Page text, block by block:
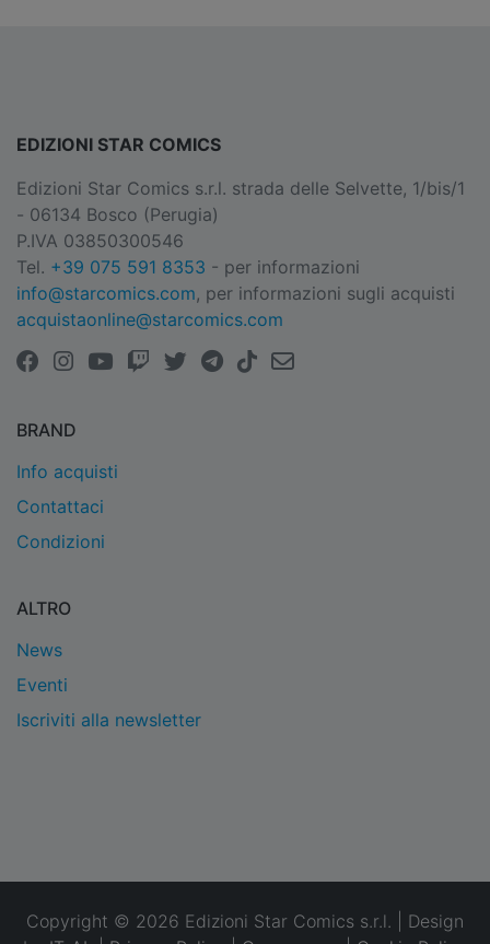
EDIZIONI STAR COMICS
Edizioni Star Comics s.r.l. strada delle Selvette, 1/bis/1
- 06134 Bosco (Perugia)
P.IVA 03850300546
Tel. +39 075 591 8353 - per informazioni
info@starcomics.com, per informazioni sugli acquisti
acquistaonline@starcomics.com
BRAND
Info acquisti
Contattaci
Condizioni
ALTRO
News
Eventi
Iscriviti alla newsletter
Copyright © 2026 Edizioni Star Comics s.r.l. | Design